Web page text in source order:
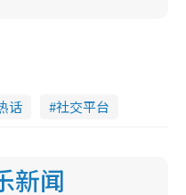
话 社交平台
新闻